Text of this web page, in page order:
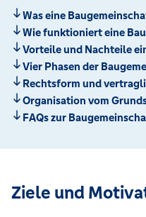
Was eine
Wie funktioniert eine
Vorteile und Nachteile
Vier Phasen der
Rechtsform und
Organisation vom
FAQs zur
Ziele und